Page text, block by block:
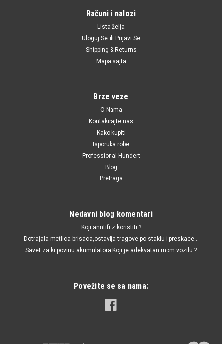
Računi i nalozi
Lista želja
Uloguj Se ili Prijavi Se
Shipping & Returns
Mapa sajta
Brze veze
O Nama
Kontakirajte nas
Kako kupiti
Isporuka robe
Professional Hundert
Blog
Pretraga
Nedavni blog komentari
Koji anntifriz koristiti ?
Dotrajala metlica brisaca,ostavlja tragove po staklu i preskace...
Savet za kupovinu akumulatora.Koji je adekvatan mom vozilu ?
Povežite se sa nama: